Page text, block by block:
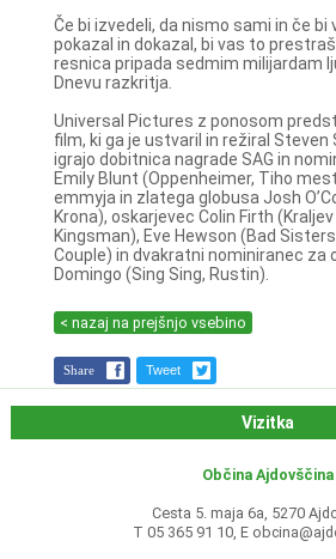
Če bi izvedeli, da nismo sami in če bi
pokazal in dokazal, bi vas to
resnica pripada sedmim milijardam
Dnevu razkritja.
Universal Pictures z ponosom
film, ki ga je ustvaril in režiral Steven
igrajo dobitnica nagrade SAG in
Emily Blunt (Oppenheimer, Tiho
emmyja in zlatega globusa Josh
Krona), oskarjevec Colin Firth
Kingsman), Eve Hewson (Bad
Couple) in dvakratni nominiranec za
Domingo (Sing Sing, Rustin).
< nazaj na prejšnjo vsebino
Share Tweet
Vizitka
Občina Ajdovščina
Cesta 5. maja 6a, 5270
T 05 365 91 10, E